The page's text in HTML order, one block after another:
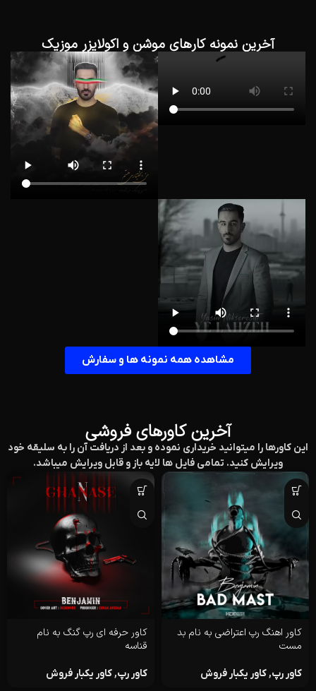
آخرین نمونه کارهای موشن و اکولایزر موزیک
مشاهده همه نمونه ها و سفارش
آخرین کاورهای فروشی
این کاورها را میتوانید خریداری نموده و بعد از دریافت آن را به سلیقه خود
ویرایش کنید. تمامی فایل ها لایه باز و قابل ویرایش میباشد.
کاور اهنگ رپ اعتراضی به نام بد
مست
کاور رپ, کاور یکبار فروش
کاور حرفه ای رپ گنگ به نام
قناسه
کاور رپ, کاور یکبار فروش